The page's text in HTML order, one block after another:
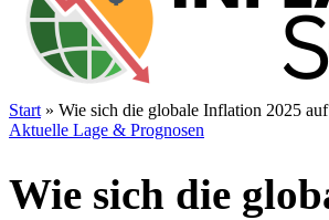
Start » Wie sich die globale Inflation 2025
Aktuelle Lage & Prognosen
Wie sich die